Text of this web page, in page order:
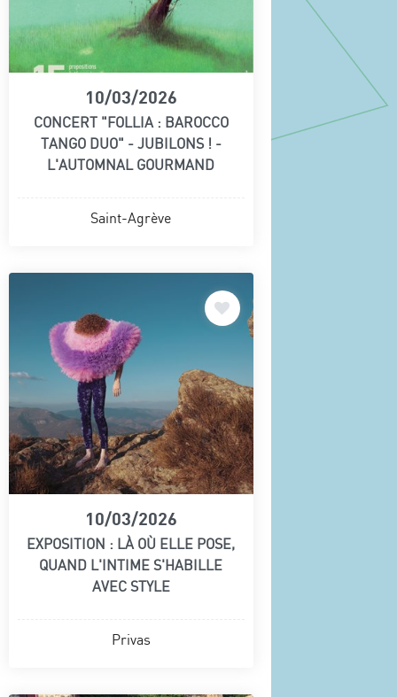
10/03/2026
CONCERT "FOLLIA : BAROCCO
TANGO DUO" - JUBILONS ! -
L'AUTOMNAL GOURMAND
Saint-Agrève
10/03/2026
EXPOSITION : LÀ OÙ ELLE POSE,
QUAND L'INTIME S'HABILLE
AVEC STYLE
Privas